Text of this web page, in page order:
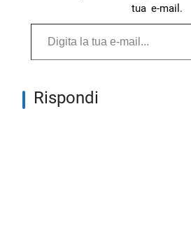
tua e-mail.
Digita la tua e-mail...
Rispondi